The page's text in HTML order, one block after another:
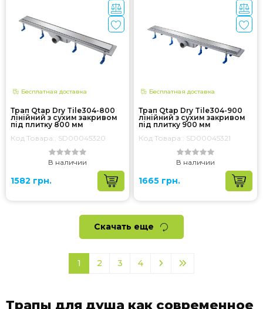
Бесплатная доставка
Трап Qtap Dry Tile304-800
лінійний з сухим закривом
під плитку 800 мм
Код Товара:: SD00045320
В наличии
1582 грн.
Бесплатная доставка
Трап Qtap Dry Tile304-900
лінійний з сухим закривом
під плитку 900 мм
Код Товара:: SD00045321
В наличии
1665 грн.
Скачать еще
1 2 3 4
Трапы для душа как современное